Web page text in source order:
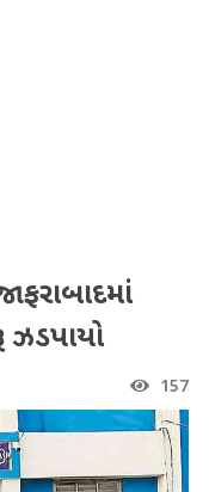
ઝડપાયો
157